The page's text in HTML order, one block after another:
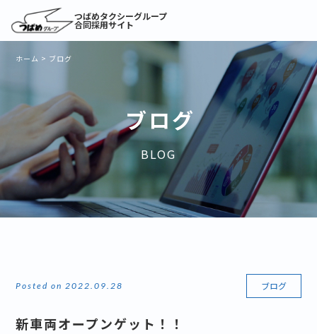
つばめタクシーグループ
合同採用サイト
ホーム > ブログ
ブログ
BLOG
Posted on 2022.09.28 ブログ
新車両オープンゲット！！